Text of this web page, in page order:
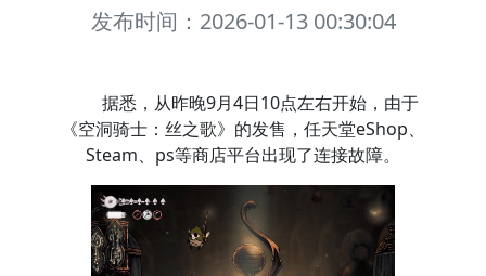
发布时间：2026-01-13 00:30:04
据悉，从昨晚9月4日10点左右开始，由于
《空洞骑士：丝之歌》的发售，任天堂eShop、
Steam、ps等商店平台出现了连接故障。